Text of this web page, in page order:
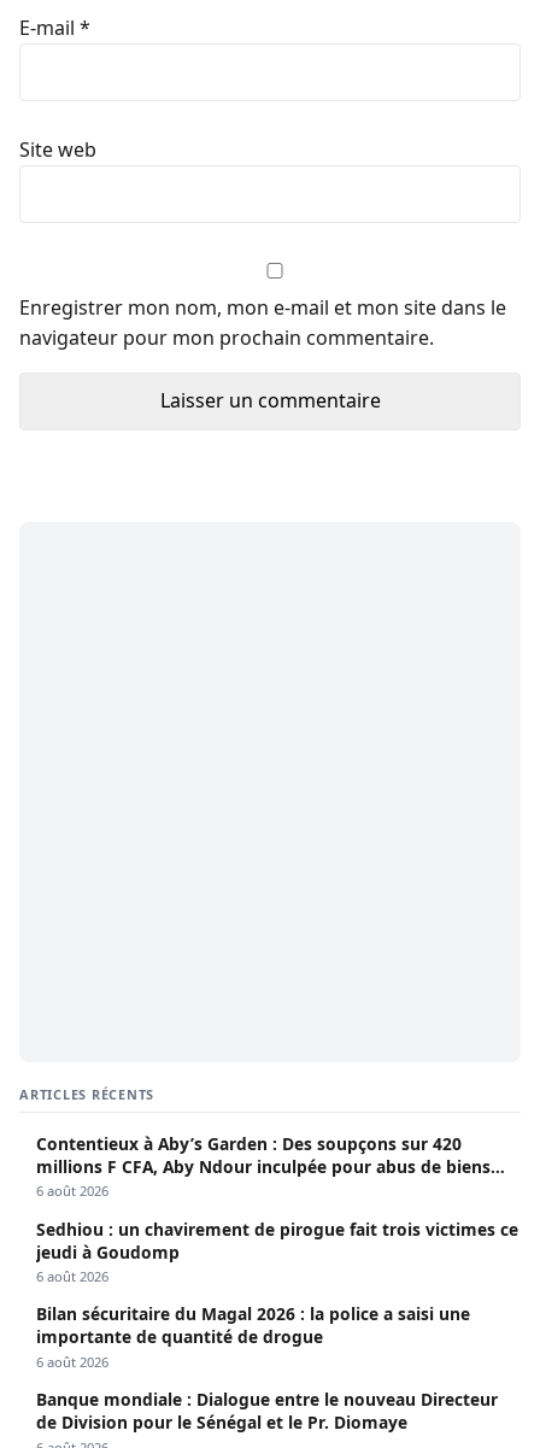
E-mail *
Site web
Enregistrer mon nom, mon e-mail et mon site dans le
navigateur pour mon prochain commentaire.
ARTICLES RÉCENTS
Contentieux à Aby’s Garden : Des soupçons sur 420
millions F CFA, Aby Ndour inculpée pour abus de biens
sociaux
6 août 2026
Sedhiou : un chavirement de pirogue fait trois victimes ce
jeudi à Goudomp
6 août 2026
Bilan sécuritaire du Magal 2026 : la police a saisi une
importante de quantité de drogue
6 août 2026
Banque mondiale : Dialogue entre le nouveau Directeur
de Division pour le Sénégal et le Pr. Diomaye